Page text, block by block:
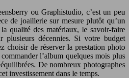
ou Graphistudio, c’est un peu
de joaillerie sur mesure plutôt qu’un
qualité des matériaux, le savoir-faire
plusieurs décennies. Si votre budget
choisir de réserver la prestation photo
l’album quelques mois plus
De nombreux photographes
investissement dans le temps.